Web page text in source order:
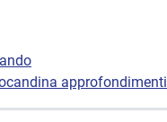
approfondimenti